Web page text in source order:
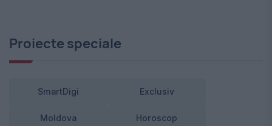
Proiecte speciale
SmartDigi Exclusiv
Moldova Horoscop